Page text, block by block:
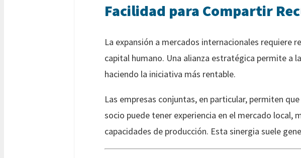
Facilidad para Compartir
La expansión a mercados internacionales
capital humano. Una alianza estratégica permite a
haciendo la iniciativa más rentable.
Las empresas conjuntas, en particular, permiten
socio puede tener experiencia en el mercado
capacidades de producción. Esta sinergia suele